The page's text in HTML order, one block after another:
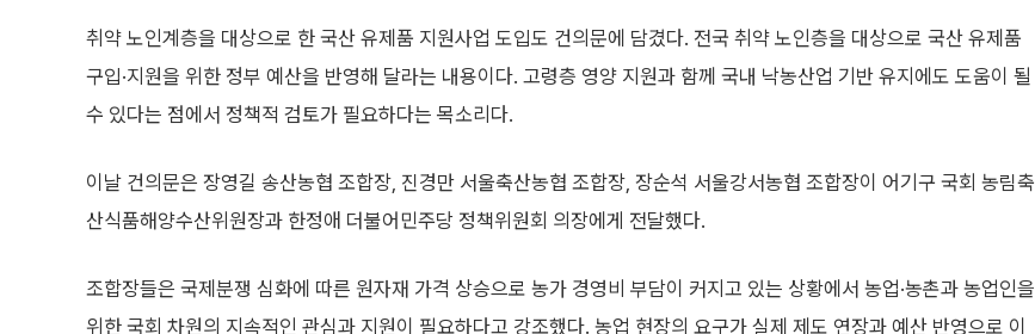
취약 노인계층을 대상으로 한 국산 유제품 지원사업 도입도 건의문에 담겼다. 전국 취약 노인층을 대상으로 국산 유제품
구입·지원을 위한 정부 예산을 반영해 달라는 내용이다. 고령층 영양 지원과 함께 국내 낙농산업 기반 유지에도 도움이 될
수 있다는 점에서 정책적 검토가 필요하다는 목소리다.
이날 건의문은 장영길 송산농협 조합장, 진경만 서울축산농협 조합장, 장순석 서울강서농협 조합장이 어기구 국회 농림축
산식품해양수산위원장과 한정애 더불어민주당 정책위원회 의장에게 전달했다.
조합장들은 국제분쟁 심화에 따른 원자재 가격 상승으로 농가 경영비 부담이 커지고 있는 상황에서 농업·농촌과 농업인을
위한 국회 차원의 지속적인 관심과 지원이 필요하다고 강조했다. 농업 현장의 요구가 실제 제도 연장과 예산 반영으로 이